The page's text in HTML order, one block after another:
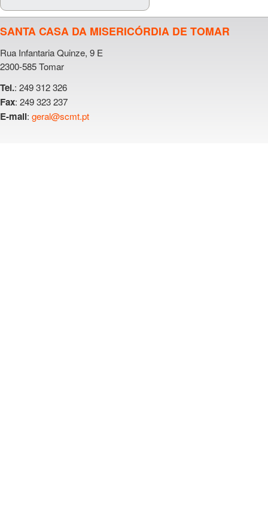
SANTA CASA DA MISERICÓRDIA DE TOMAR
Rua Infantaria Quinze, 9 E
2300-585 Tomar
Tel.: 249 312 326
Fax: 249 323 237
E-mail: geral@scmt.pt